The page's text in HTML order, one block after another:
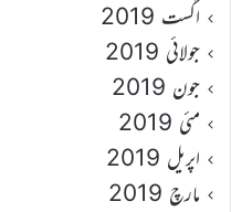
اگست 2019
جولائی 2019
جون 2019
مئی 2019
اپریل 2019
مارچ 2019